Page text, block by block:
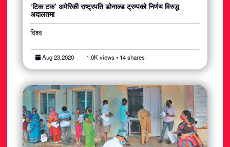
‘टिक टक’ अमेरिकी राष्ट्रपति डोनाल्ड ट्रम्पको निर्णय विरुद्ध
अदालतमा
विश्व
Aug 23,2020 1.0K views • 14 shares